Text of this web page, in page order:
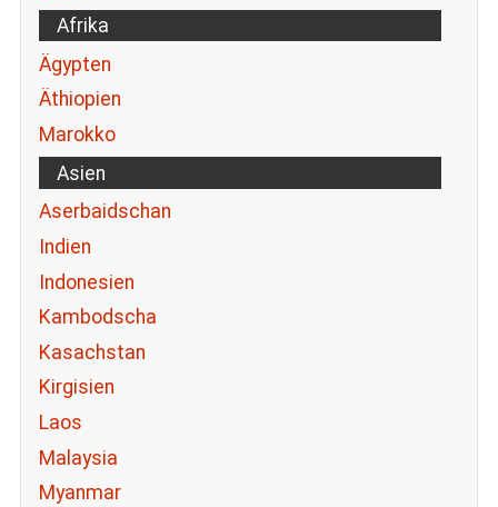
Afrika
Ägypten
Äthiopien
Marokko
Asien
Aserbaidschan
Indien
Indonesien
Kambodscha
Kasachstan
Kirgisien
Laos
Malaysia
Myanmar